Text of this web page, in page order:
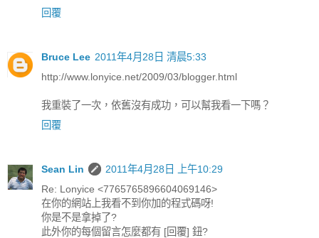
回覆
Bruce Lee 2011年4月28日 清晨5:33
http://www.lonyice.net/2009/03/blogger.html
我重裝了一次，依舊沒有成功，可以幫我看一下嗎？
回覆
Sean Lin
2011年4月28日 上午10:29
Re: Lonyice <7765765896604069146>
在你的網站上我看不到你加的程式碼呀!
你是不是拿掉了?
此外你的每個留言怎麼都有 [回覆] 鈕?